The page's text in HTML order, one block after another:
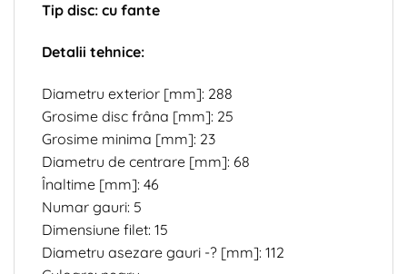
Tip disc: cu fante
Detalii tehnice:
Diametru exterior [mm]: 288
Grosime disc frâna [mm]: 25
Grosime minima [mm]: 23
Diametru de centrare [mm]: 68
Înaltime [mm]: 46
Numar gauri: 5
Dimensiune filet: 15
Diametru asezare gauri -? [mm]: 112